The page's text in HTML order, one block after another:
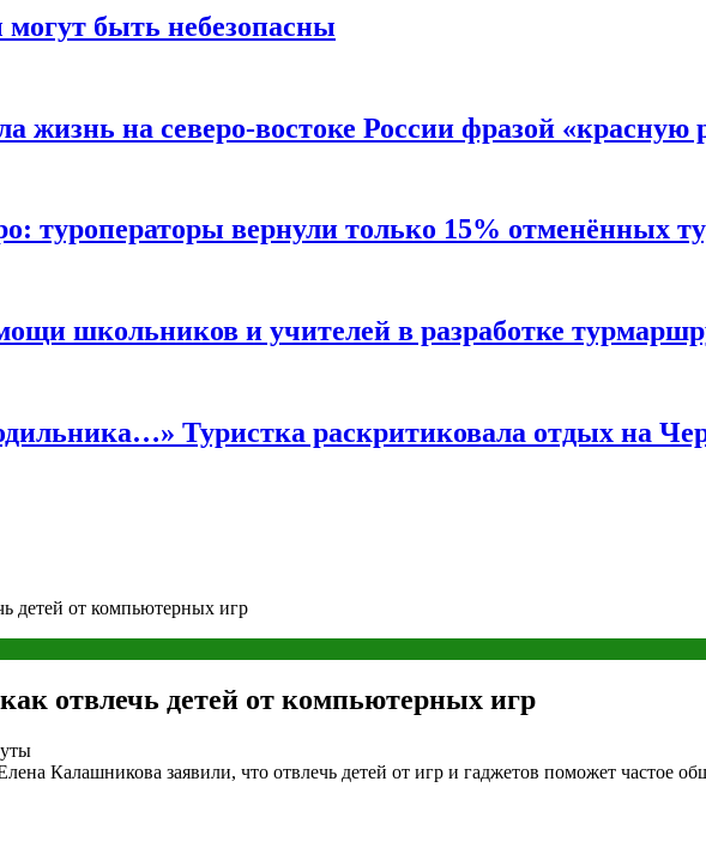
быть небезопасны
жизнь на северо-востоке России фразой
туроператоры вернули только 15% отменённых
школьников и учителей в разработке
Туристка раскритиковала отдых на
детей от компьютерных игр
отвлечь детей от компьютерных игр
Калашникова заявили, что отвлечь детей от игр и гаджетов поможет частое